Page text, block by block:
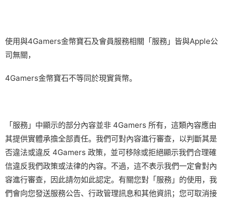
使用與4Gamers金幣寶石及會員服務相關「服務」皆與Apple公
司無關，
4Gamers金幣寶石不等同於現實貨幣。
「服務」中顯示的部分內容並非 4Gamers 所有，這類內容應由
其提供實體承擔全部責任。我們可對內容進行審查，以判斷其是
否違法或違反 4Gamers 政策，並可移除或拒絕顯示我們合理確
信違反我們政策或法律的內容。不過，這不表示我們一定會對內
容進行審查，因此請勿如此認定。有關您對「服務」的使用，我
們會向您發送服務公告、行政管理訊息和其他資訊；您可取消接